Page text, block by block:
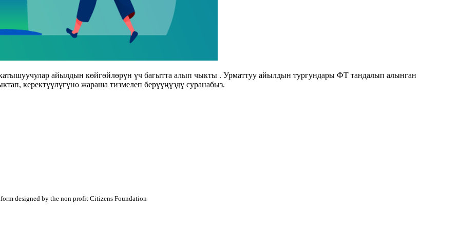
айылдын көйгөйлөрүн үч багытта алып чыкты . Урматтуу айылдын тургундары ФТ тандалып алынган
керектүүлүгүнө жараша тизмелеп берүүңүздү суранабыз.
designed by the non profit Citizens Foundation